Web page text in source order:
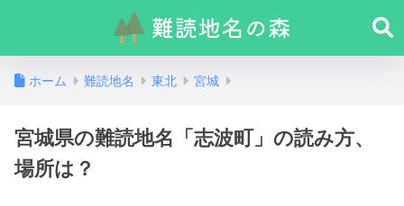
ホーム 難読地名 東北 宮城
宮城県の難読地名「志波町」の読み方、
場所は？